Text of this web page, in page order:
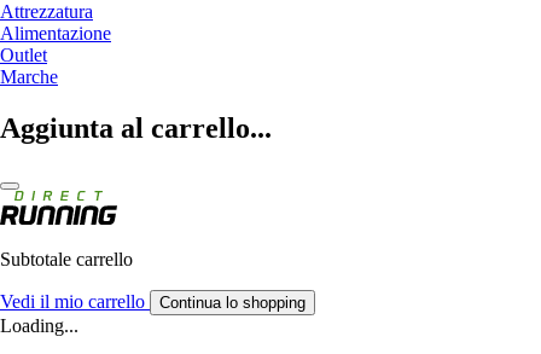
Attrezzatura
Alimentazione
Outlet
Marche
Aggiunta al carrello...
Subtotale carrello
Vedi il mio carrello Continua lo shopping
Loading...